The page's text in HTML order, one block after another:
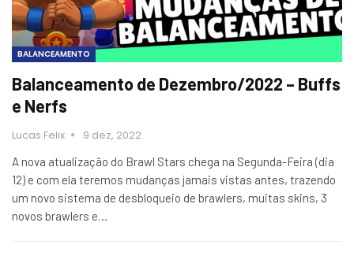
BALANCEAMENTO
Balanceamento de Dezembro/2022 – Buffs
e Nerfs
Lucas Felix 9 dez, 2022
A nova atualização do Brawl Stars chega na Segunda-Feira (dia
12) e com ela teremos mudanças jamais vistas antes, trazendo
um novo sistema de desbloqueio de brawlers, muitas skins, 3
novos brawlers e…